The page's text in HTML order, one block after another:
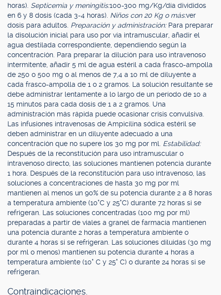
horas). Septicemia y meningitis:100-300 mg/Kg/día divididos
en 6 y 8 dosis (cada 3-4 horas). Niños con 20 Kg o más:ver
dosis para adultos. Preparación y administración: Para preparar
la disolución inicial para uso por vía intramuscular, añadir el
agua destilada correspondiente, dependiendo según la
concentración. Para preparar la dilución para uso intravenoso
intermitente, añadir 5 ml de agua estéril a cada frasco-ampolla
de 250 o 500 mg o al menos de 7,4 a 10 ml de diluyente a
cada frasco-ampolla de 1 o 2 gramos. La solución resultante se
debe administrar lentamente a lo largo de un período de 10 a
15 minutos para cada dosis de 1 a 2 gramos. Una
administración más rápida puede ocasionar crisis convulsiva.
Las infusiones intravenosas de Ampicilina sódica estéril se
deben administrar en un diluyente adecuado a una
concentración que no supere los 30 mg por ml. Estabilidad:
Después de la reconstitución para uso intramuscular o
intravenoso directo, las soluciones mantienen potencia durante
1 hora. Después de la reconstitución para uso intravenoso, las
soluciones a concentraciones de hasta 30 mg por ml
mantienen al menos un 90% de su potencia durante 2 a 8 horas
a temperatura ambiente (10°C y 25°C) durante 72 horas si se
refrigeran. Las soluciones concentradas (100 mg por ml)
preparadas a partir de viales a granel de farmacia mantienen
una potencia durante 2 horas a temperatura ambiente o
durante 4 horas si se refrigeran. Las soluciones diluidas (30 mg
por ml o menos) mantienen su potencia durante 4 horas a
temperatura ambiente (10° C y 25° C) o durante 24 horas si se
refrigeran.
Contraindicaciones.